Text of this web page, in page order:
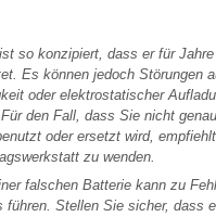
so konzipiert, dass er für Jahre
Es können jedoch Störungen
oder elektrostatischer
den Fall, dass Sie nicht
oder ersetzt wird,
zu wenden.
falschen Batterie kann zu
führen. Stellen Sie sicher, dass